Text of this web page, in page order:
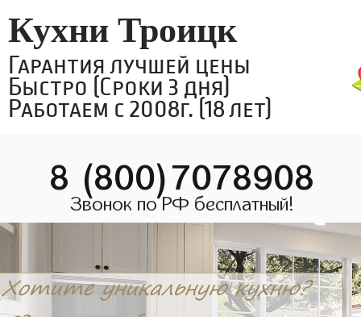
Кухни Троицк
Гарантия лучшей цены
Быстро (Сроки 3 дня)
Работаем с 2008г. (18 лет)
8 (800)7078908
Звонок по РФ бесплатный!